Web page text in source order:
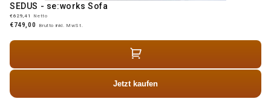
SEDUS - se:works Sofa
€629,41 Netto
€749,00 Brutto inkl. MwSt.
Jetzt kaufen